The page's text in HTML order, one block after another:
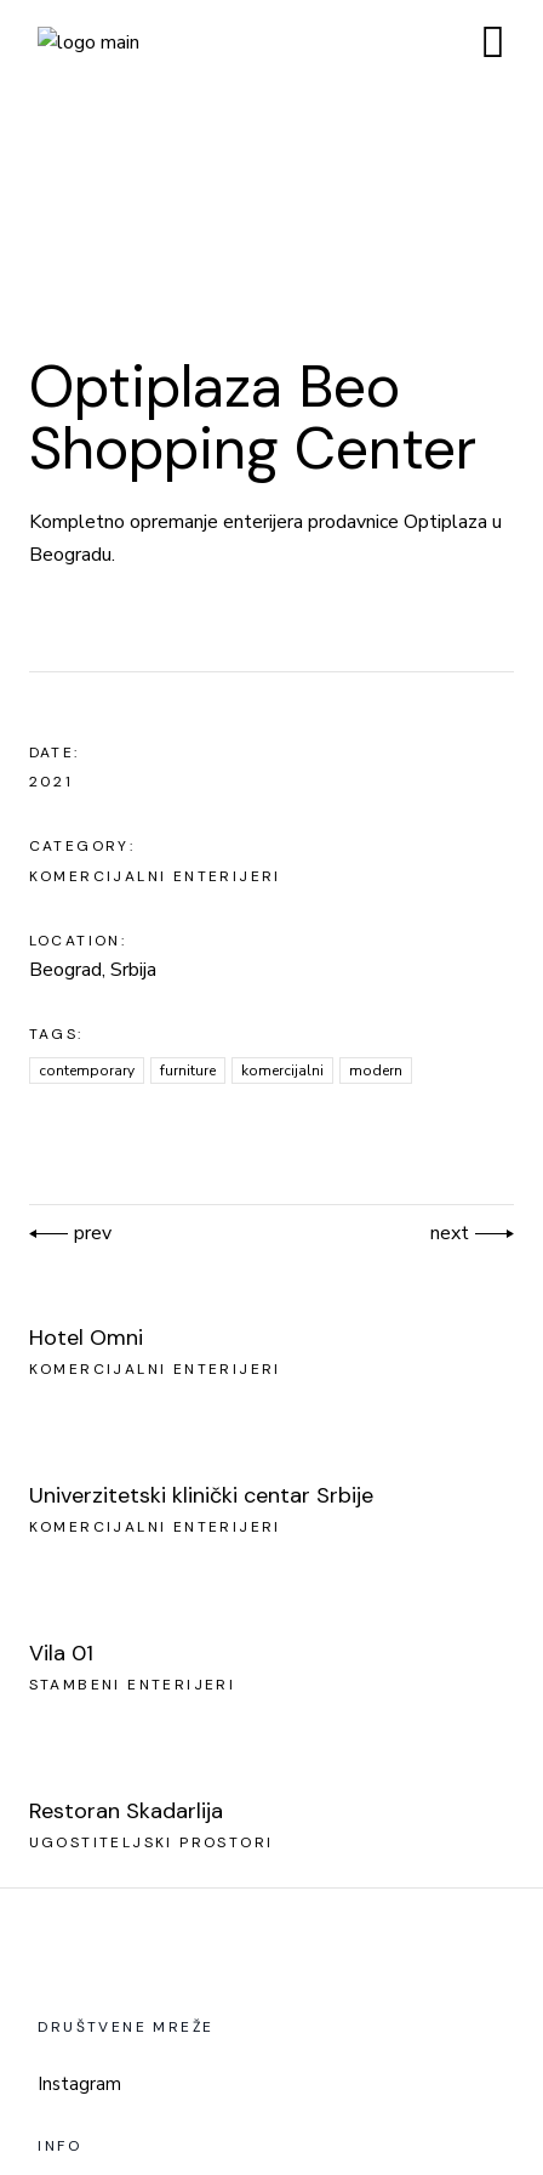
Optiplaza Beo
Shopping Center
Kompletno opremanje enterijera prodavnice Optiplaza u
Beogradu.
DATE:
2021
CATEGORY:
KOMERCIJALNI ENTERIJERI
LOCATION:
Beograd, Srbija
TAGS:
contemporary
furniture komercijalni modern
prev next
Hotel Omni
KOMERCIJALNI ENTERIJERI
Univerzitetski klinički centar Srbije
KOMERCIJALNI ENTERIJERI
Vila 01
STAMBENI ENTERIJERI
Restoran Skadarlija
UGOSTITELJSKI PROSTORI
DRUŠTVENE MREŽE
Instagram
INFO